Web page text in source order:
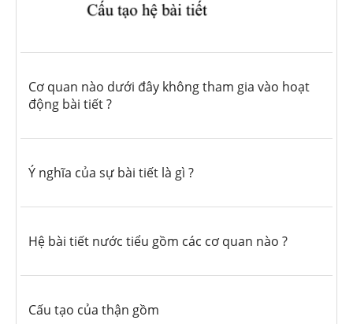
Cơ quan nào dưới đây không tham gia vào hoạt
động bài tiết ?
Ý nghĩa của sự bài tiết là gì ?
Hệ bài tiết nước tiểu gồm các cơ quan nào ?
Cấu tạo của thận gồm